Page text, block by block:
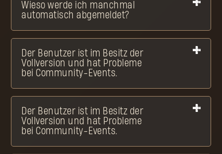
Wieso werde ich manchmal
automatisch abgemeldet?
Der Benutzer ist im Besitz der
Vollversion und hat Probleme
bei Community-Events.
Der Benutzer ist im Besitz der
Vollversion und hat Probleme
bei Community-Events.